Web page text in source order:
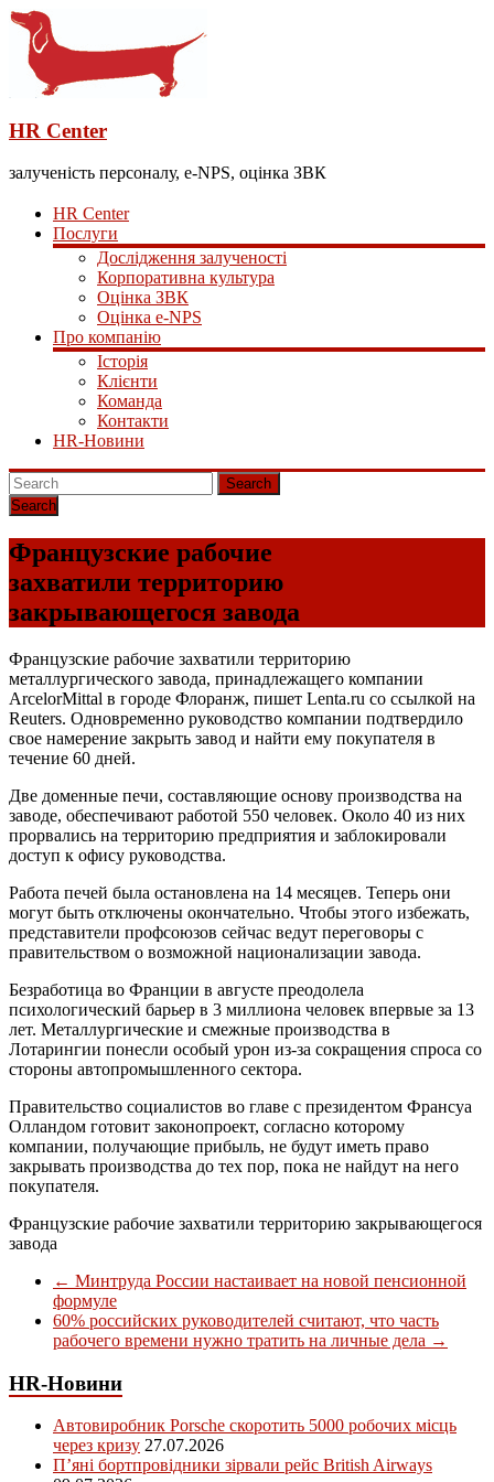
HR Center
залученість персоналу, e-NPS, оцінка ЗВК
HR Center
Послуги
Дослідження залученості
Корпоративна культура
Оцінка ЗВК
Оцінка e-NPS
Про компанію
Історія
Клієнти
Команда
Контакти
HR-Новини
Search
Французские рабочие
захватили территорию
закрывающегося завода
Французские рабочие захватили территорию
металлургического завода, принадлежащего компании
ArcelorMittal в городе Флоранж, пишет Lenta.ru со ссылкой на
Reuters. Одновременно руководство компании подтвердило
свое намерение закрыть завод и найти ему покупателя в
течение 60 дней.
Две доменные печи, составляющие основу производства на
заводе, обеспечивают работой 550 человек. Около 40 из них
прорвались на территорию предприятия и заблокировали
доступ к офису руководства.
Работа печей была остановлена на 14 месяцев. Теперь они
могут быть отключены окончательно. Чтобы этого избежать,
представители профсоюзов сейчас ведут переговоры с
правительством о возможной национализации завода.
Безработица во Франции в августе преодолела
психологический барьер в 3 миллиона человек впервые за 13
лет. Металлургические и смежные производства в
Лотарингии понесли особый урон из-за сокращения спроса со
стороны автопромышленного сектора.
Правительство социалистов во главе с президентом Франсуа
Олландом готовит законопроект, согласно которому
компании, получающие прибыль, не будут иметь право
закрывать производства до тех пор, пока не найдут на него
покупателя.
Французские рабочие захватили территорию закрывающегося
завода
← Минтруда России настаивает на новой пенсионной
формуле
60% российских руководителей считают, что часть
рабочего времени нужно тратить на личные дела →
HR-Новини
Автовиробник Porsche скоротить 5000 робочих місць
через кризу 27.07.2026
П’яні бортпровідники зірвали рейс British Airways